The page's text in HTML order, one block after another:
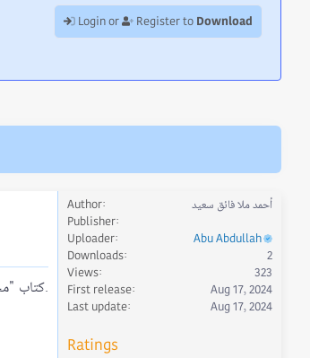
Login or Register to Download
كتاب "مختصر كتاب التجويد المصور" كتاب نافع في باب التجويد، مختصر لكتاب "التجويد المصور" لدكتور (أيمن رشدي سويد).​
Author
أحمد ملا فائق سعيد
Publisher
Uploader
Abu Abdullah
Downloads
2
Views
323
First release
Aug 17, 2024
Last update
Aug 17, 2024
Ratings